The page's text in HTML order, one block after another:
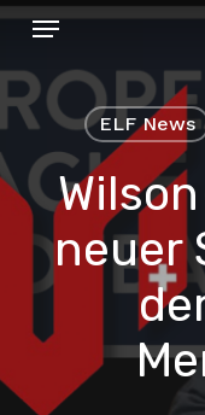
Skip
main
content
Menu
ELF News
neuer